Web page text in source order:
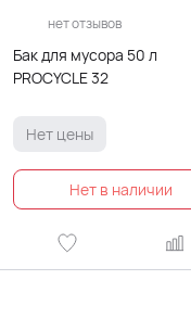
нет отзывов
Бак для мусора 50 л
PROCYCLE 32
Нет цены